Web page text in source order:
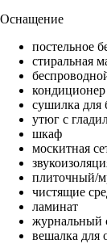
Оснащение
постельное
стиральная
кондиционер
сушилка для
утюг с
шкаф
москитная
плиточный/
чистящие
ламинат
журнальный
вешалка для